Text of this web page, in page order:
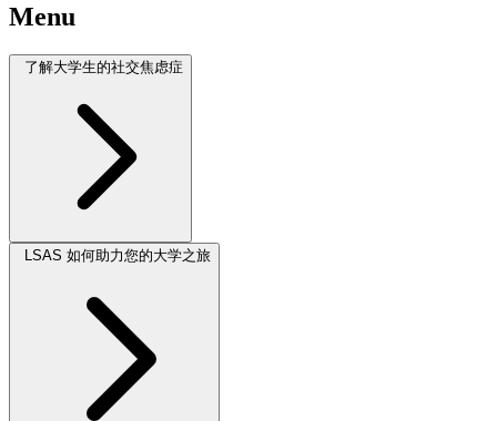
Menu
了解大学生的社交焦虑症
LSAS 如何助力您的大学之旅